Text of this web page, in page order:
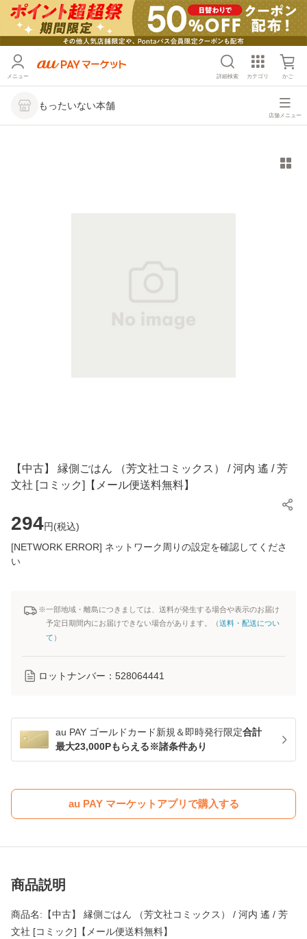
メニュー 詳細検索 カテゴリ かご
もったいない本舗
店舗メニュー
【中古】 縁側ごはん （芳文社コミックス） / 河内 遙 / 芳
文社 [コミック]【メール便送料無料】
294円(税込)
[NETWORK ERROR] ネットワーク周りの設定を確認してくださ
い
※一部地域・離島につきましては、送料が発生する場合や表示のお届け
予定日期間内にお届けできない場合があります。（送料・配送につい
て ）
ロットナンバー： 528064441
au PAY ゴールドカード新規＆即時発行限定合計
最大23,000Pもらえる※諸条件あり
au PAY マーケットアプリで購入する
商品説明
商品名:【中古】 縁側ごはん （芳文社コミックス） / 河内 遙 / 芳
文社 [コミック]【メール便送料無料】